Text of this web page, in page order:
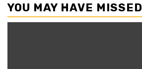
YOU MAY HAVE MISSED